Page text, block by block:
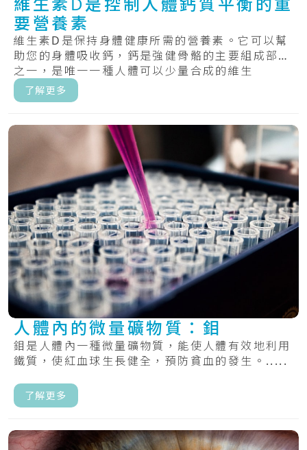
要營養素
維生素D是保持身體健康所需的營養素。它可以幫
助您的身體吸收鈣，鈣是強健骨骼的主要組成部分
之一，是唯一一種人體可以少量合成的維生
素。.....
了解更多
人體內的微量礦物質：鉬
鉬是人體內一種微量礦物質，能使人體有效地利用
鐵質，使紅血球生長健全，預防貧血的發生。.....
了解更多